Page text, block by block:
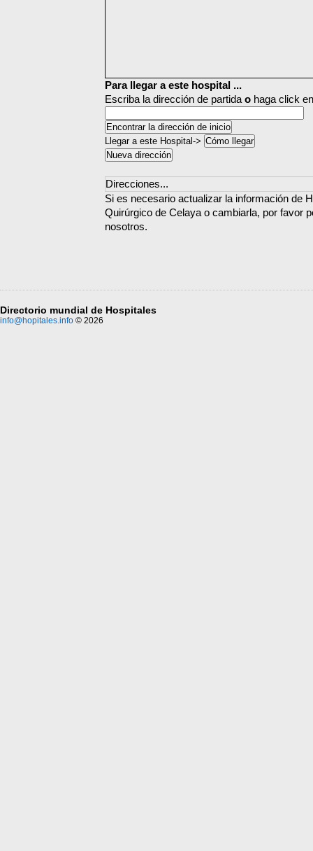
Para llegar a este hospital ...
Escriba la dirección de partida o haga click
Llegar a este Hospital->
Direcciones...
Si es necesario actualizar la información de
Quirúrgico de Celaya o cambiarla, por favor
nosotros.
Directorio mundial de Hospitales
info@hopitales.info © 2026